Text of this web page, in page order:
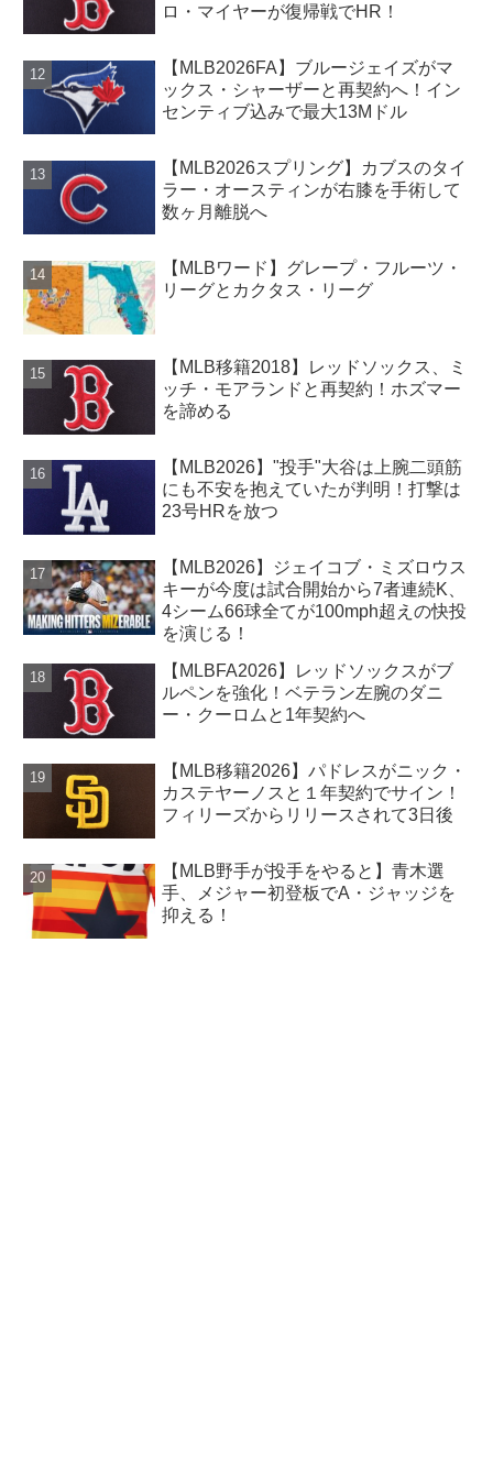
ロ・マイヤーが復帰戦でHR！
【MLB2026FA】ブルージェイズがマ
ックス・シャーザーと再契約へ！イン
センティブ込みで最大13Mドル
【MLB2026スプリング】カブスのタイ
ラー・オースティンが右膝を手術して
数ヶ月離脱へ
【MLBワード】グレープ・フルーツ・
リーグとカクタス・リーグ
【MLB移籍2018】レッドソックス、ミ
ッチ・モアランドと再契約！ホズマー
を諦める
【MLB2026】"投手"大谷は上腕二頭筋
にも不安を抱えていたが判明！打撃は
23号HRを放つ
【MLB2026】ジェイコブ・ミズロウス
キーが今度は試合開始から7者連続K、
4シーム66球全てが100mph超えの快投
を演じる！
【MLBFA2026】レッドソックスがブ
ルペンを強化！ベテラン左腕のダニ
ー・クーロムと1年契約へ
【MLB移籍2026】パドレスがニック・
カステヤーノスと１年契約でサイン！
フィリーズからリリースされて3日後
【MLB野手が投手をやると】青木選
手、メジャー初登板でA・ジャッジを
抑える！